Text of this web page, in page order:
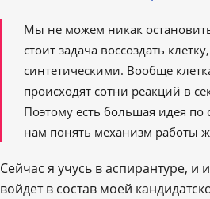
Мы не можем никак
стоит задача воссоздать
синтетическими. Вообще
происходят сотни реакций в
Поэтому есть большая идея по
нам понять механизм работы
Сейчас я учусь в аспирантуре,
войдет в состав моей